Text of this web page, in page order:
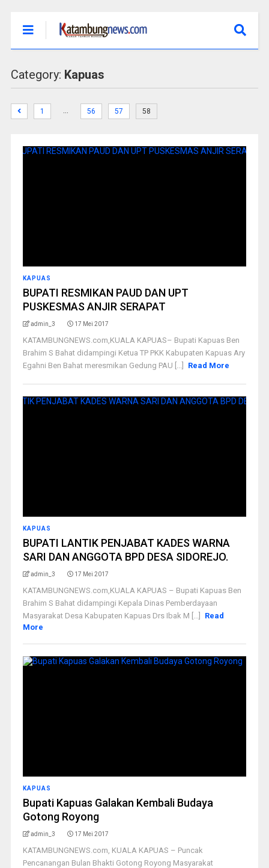
Category: Kapuas
1 … 56 57 58
KAPUAS
BUPATI RESMIKAN PAUD DAN UPT
PUSKESMAS ANJIR SERAPAT
admin_3 17 Mei 2017
KATAMBUNGNEWS.com,KUALA KAPUAS– Bupati Kapuas Ben
Brahim S Bahat didampingi Ketua TP PKK Kabupaten Kapuas Ary
Egahni Ben Bahat meresmikan Gedung PAU [...]
Read More
KAPUAS
BUPATI LANTIK PENJABAT KADES WARNA
SARI DAN ANGGOTA BPD DESA SIDOREJO.
admin_3 17 Mei 2017
KATAMBUNGNEWS.com,KUALA KAPUAS – Bupati Kapuas Ben
Brahim S Bahat didampingi Kepala Dinas Pemberdayaan
Masyarakat Desa Kabupaten Kapuas Drs Ibak M [...]
Read
More
KAPUAS
Bupati Kapuas Galakan Kembali Budaya
Gotong Royong
admin_3 17 Mei 2017
KATAMBUNGNEWS.com, KUALA KAPUAS – Puncak
Pencanangan Bulan Bhakti Gotong Royong Masyarakat